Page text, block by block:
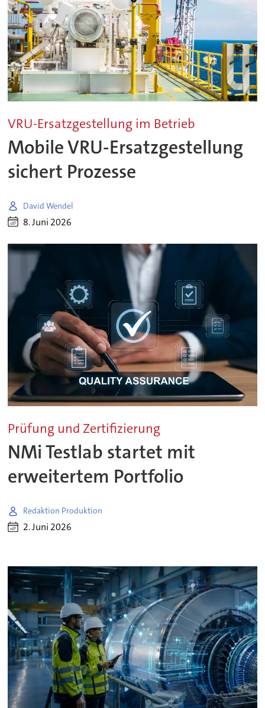
VRU-Ersatzgestellung im Betrieb
Mobile VRU-Ersatzgestellung
sichert Prozesse
David Wendel
8. Juni 2026
Prüfung und Zertifizierung
NMi Testlab startet mit
erweitertem Portfolio
Redaktion Produktion
2. Juni 2026